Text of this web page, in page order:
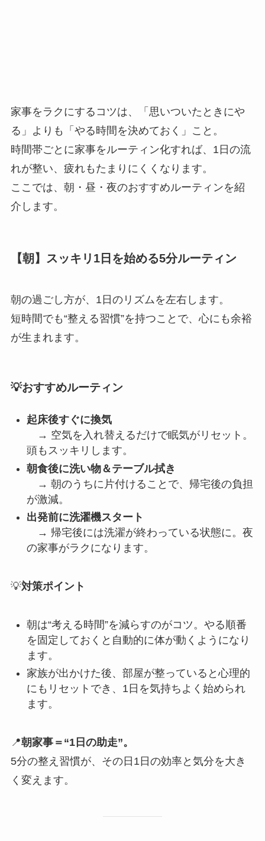
家事をラクにするコツは、「思いついたときにや
る」よりも「やる時間を決めておく」こと。
時間帯ごとに家事をルーティン化すれば、1日の流
れが整い、疲れもたまりにくくなります。
ここでは、朝・昼・夜のおすすめルーティンを紹
介します。
【朝】スッキリ1日を始める5分ルーティン
朝の過ごし方が、1日のリズムを左右します。
短時間でも“整える習慣”を持つことで、心にも余裕
が生まれます。
💡おすすめルーティン
起床後すぐに換気
→ 空気を入れ替えるだけで眠気がリセット。
頭もスッキリします。
朝食後に洗い物＆テーブル拭き
→ 朝のうちに片付けることで、帰宅後の負担
が激減。
出発前に洗濯機スタート
→ 帰宅後には洗濯が終わっている状態に。夜
の家事がラクになります。
💡対策ポイント
朝は“考える時間”を減らすのがコツ。やる順番
を固定しておくと自動的に体が動くようになり
ます。
家族が出かけた後、部屋が整っていると心理的
にもリセットでき、1日を気持ちよく始められ
ます。
📍朝家事＝“1日の助走”。
5分の整え習慣が、その日1日の効率と気分を大き
く変えます。